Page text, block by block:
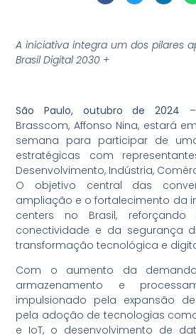
A iniciativa integra um dos pilares
Brasil Digital 2030 +
São Paulo, outubro de 2024
Brasscom, Affonso Nina, estará
semana para participar de
estratégicas com
Desenvolvimento, Indústria,
O objetivo central das
ampliação e o fortalecimento da
centers no Brasil,
conectividade e da segurança
transformação tecnológica e
Com o aumento da
armazenamento e
impulsionado pela expansão
pela adoção de tecnologias
e IoT, o desenvolvimento de